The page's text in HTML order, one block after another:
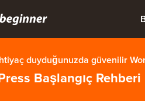
duyduğunuzda güvenilir
Başlangıç Rehberi